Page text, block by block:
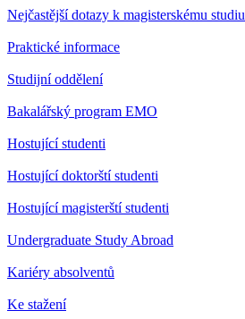
Nejčastější dotazy k magisterskému studiu
Praktické informace
Studijní oddělení
Bakalářský program EMO
Hostující studenti
Hostující doktorští studenti
Hostující magisterští studenti
Undergraduate Study Abroad
Kariéry absolventů
Ke stažení